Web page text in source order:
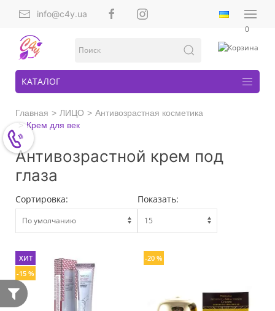
info@c4y.ua
0
КАТАЛОГ
Главная ЛИЦО
Антивозрастная косметика
Крем для век
Антивозрастной крем под
глаза
Сортировка: Показать:
ХИТ
-15 %
-20 %